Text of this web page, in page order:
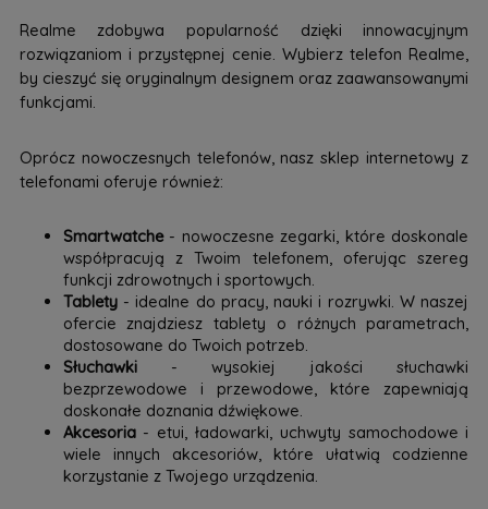
Realme zdobywa popularność dzięki innowacyjnym
rozwiązaniom i przystępnej cenie. Wybierz telefon Realme,
by cieszyć się oryginalnym designem oraz zaawansowanymi
funkcjami.
Oprócz nowoczesnych telefonów, nasz sklep internetowy z
telefonami oferuje również:
Smartwatche- nowoczesne zegarki, które doskonale
współpracują z Twoim telefonem, oferując szereg
funkcji zdrowotnych i sportowych.
Tablety- idealne do pracy, nauki i rozrywki. W naszej
ofercie znajdziesz tablety o różnych parametrach,
dostosowane do Twoich potrzeb.
Słuchawki- wysokiej jakości słuchawki
bezprzewodowe i przewodowe, które zapewniają
doskonałe doznania dźwiękowe.
Akcesoria- etui, ładowarki, uchwyty samochodowe i
wiele innych akcesoriów, które ułatwią codzienne
korzystanie z Twojego urządzenia.